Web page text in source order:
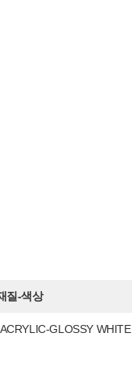
질-색상
GLOSSY WHITE